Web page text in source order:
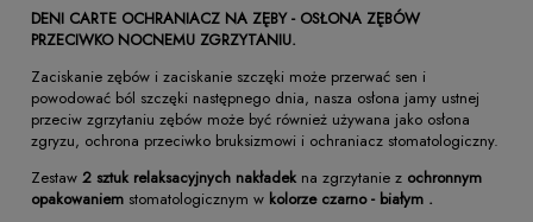
DENI CARTE OCHRANIACZ NA ZĘBY - OSŁONA ZĘBÓW
PRZECIWKO NOCNEMU ZGRZYTANIU.
Zaciskanie zębów i zaciskanie szczęki może przerwać sen i
powodować ból szczęki następnego dnia, nasza osłona jamy ustnej
przeciw zgrzytaniu zębów może być również używana jako osłona
zgryzu, ochrona przeciwko bruksizmowi i ochraniacz stomatologiczny.
Zestaw 2 sztuk relaksacyjnych nakładek na zgrzytanie z ochronnym
opakowaniem stomatologicznym w kolorze czarno - białym .